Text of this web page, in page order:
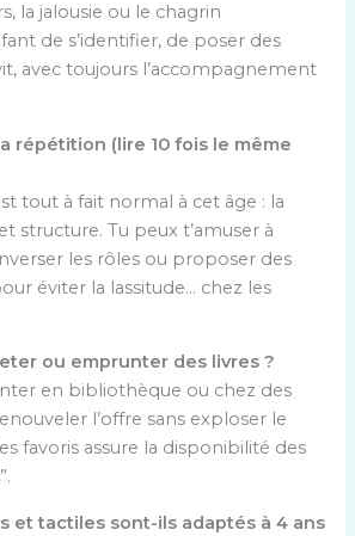
la jalousie ou le chagrin
de s’identifier, de poser des
avec toujours l’accompagnement
répétition (lire 10 fois le même
tout à fait normal à cet âge : la
structure. Tu peux t’amuser à
les rôles ou proposer des
éviter la lassitude… chez les
ou emprunter des livres ?
en bibliothèque ou chez des
l’offre sans exploser le
favoris assure la disponibilité des
et tactiles sont-ils adaptés à 4 ans